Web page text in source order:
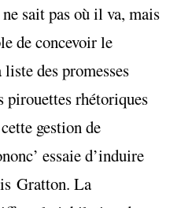
sait pas où il va, mais
de concevoir le
des promesses
pirouettes rhétoriques
gestion de
essaie d’induire
Gratton. La